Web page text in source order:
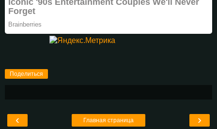
Поделиться
‹ ›
Главная страница